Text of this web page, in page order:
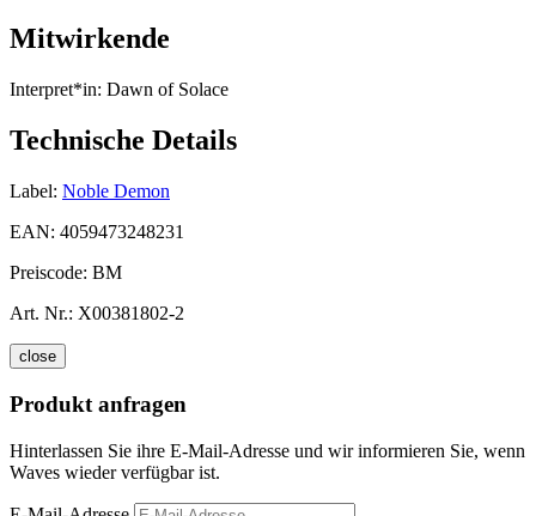
Mitwirkende
Interpret*in: Dawn of Solace
Technische Details
Label: Noble Demon
EAN: 4059473248231
Preiscode: BM
Art. Nr.: X00381802-2
close
Produkt anfragen
Hinterlassen Sie ihre E-Mail-Adresse und wir informieren Sie, wenn
Waves wieder verfügbar ist.